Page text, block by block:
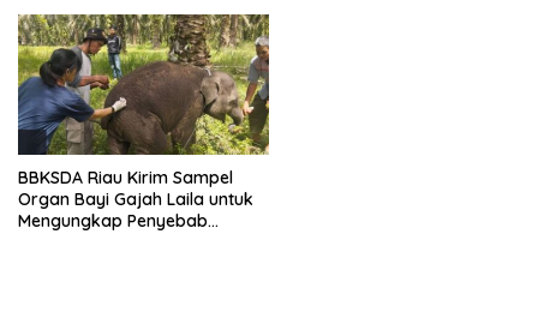
BBKSDA Riau Kirim Sampel
Organ Bayi Gajah Laila untuk
Mengungkap Penyebab